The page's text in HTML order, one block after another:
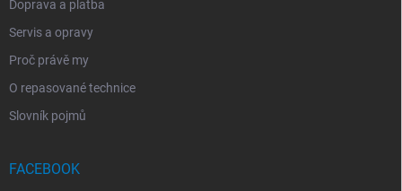
Doprava a platba
Servis a opravy
Proč právě my
O repasované technice
Slovník pojmů
FACEBOOK